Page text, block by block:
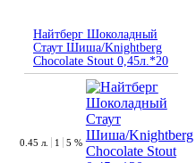
Найтберг Шоколадный
Стаут Шиша/Knightberg
Chocolate Stout 0,45л.*20
0.45 л. 1 5 %